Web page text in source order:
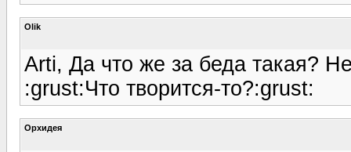
Olik
Arti, Да что же за беда такая?
:grust:Что творится-то?:grust:
Орхидея